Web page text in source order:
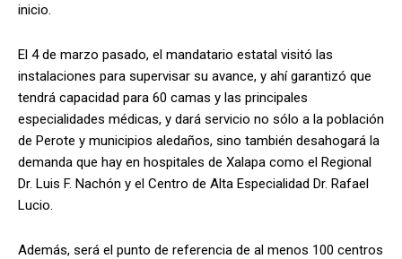
inicio.
El 4 de marzo pasado, el mandatario estatal visitó las
instalaciones para supervisar su avance, y ahí garantizó que
tendrá capacidad para 60 camas y las principales
especialidades médicas, y dará servicio no sólo a la población
de Perote y municipios aledaños, sino también desahogará la
demanda que hay en hospitales de Xalapa como el Regional
Dr. Luis F. Nachón y el Centro de Alta Especialidad Dr. Rafael
Lucio.
Además, será el punto de referencia de al menos 100 centros